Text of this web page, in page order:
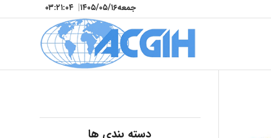
جمعه۱۴۰۵/۰۵/۱۶| ۰۳:۲۱:۰۵
دسته بندی ها